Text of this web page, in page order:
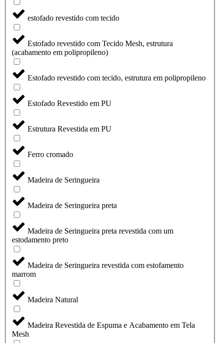
estofado revestido com tecido
Estofado revestido com Tecido Mesh, estrutura
(acabamento em polipropileno)
Estofado revestido com tecido, estrutura em polipropileno
Estofado Revestido em PU
Estrutura Revestida em PU
Ferro cromado
Madeira de Seringueira
Madeira de Seringueira preta
Madeira de Seringueira preta revestida com um
estodamento preto
Madeira de Seringueira revestida com estofamento
marrom
Madeira Natural
Madeira Revestida de Espuma e Acabamento em Tela
Mesh